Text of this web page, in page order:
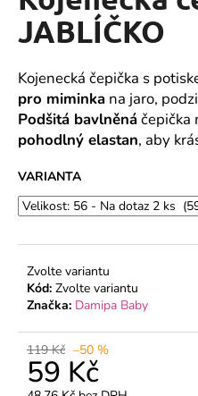
0,0
z
hvězdiček.
JABLÍČKO
Kojenecká čepička s
pro miminka na jaro,
Podšitá bavlněnáčepička
pohodlný elastan, aby
VARIANTA
Zvolte variantu
Kód: Zvolte variantu
Značka: Damipa Baby
119 Kč –50 %
59 Kč
a
j
í
t
?
HLEDAT
D
o
o